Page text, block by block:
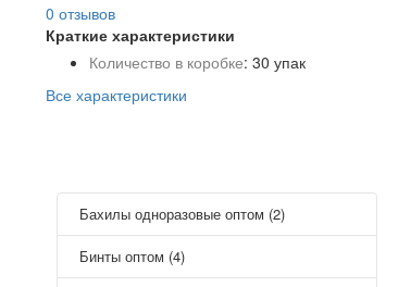
0 отзывов
Краткие характеристики
Количество в коробке: 30 упак
Все характеристики
Бахилы одноразовые оптом (2)
Бинты оптом (4)